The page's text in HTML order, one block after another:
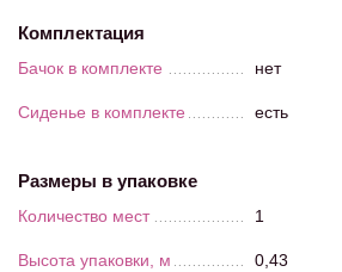
Комплектация
Бачок в комплекте нет
Сиденье в комплекте есть
Размеры в упаковке
Количество мест 1
Высота упаковки, м 0,43